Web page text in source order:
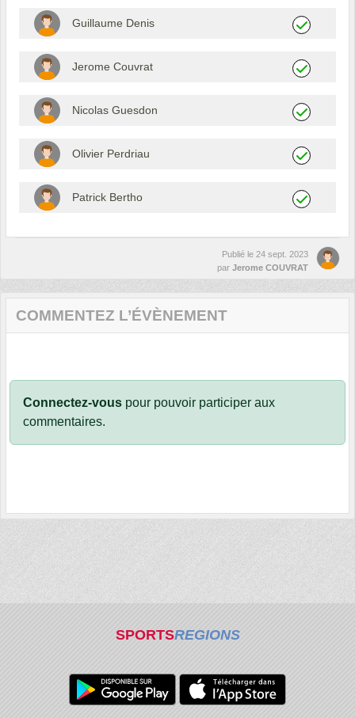
Guillaume Denis
Jerome Couvrat
Nicolas Guesdon
Olivier Perdriau
Patrick Bertho
Publié le 24 sept. 2023
par Jerome COUVRAT
COMMENTEZ L’ÉVÈNEMENT
Connectez-vous pour pouvoir participer aux
commentaires.
SPORTSREGIONS